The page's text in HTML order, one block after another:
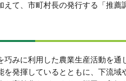
て、市町村長の発行する「推薦
巧みに利用した農業生産活動を
を発揮しているとともに、下流